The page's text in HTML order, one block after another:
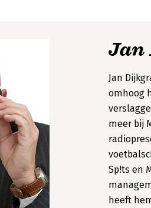
Jan
omhoog
meer bij
Sp!ts en
heeft